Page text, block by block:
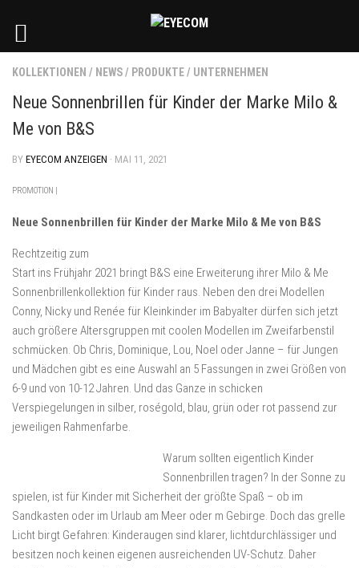
KOLLEKTIONEN / NEWS/ PRODUKTE/ UNTERNEHMEN
Neue Sonnenbrillen für Kinder der Marke Milo &
Me von B&S
BY EYECOM ANZEIGEN · MAI 11, 2021
PROMOTION |
Neue Sonnenbrillen für Kinder der Marke Milo & Me von B&S
Rechtzeitig zum
Start ins Frühjahr 2021 bringt B&S eine Erweiterung ihrer Milo & Me
Sonnenbrillenkollektion für Kinder raus. Neben den drei Modellen
Conny, Nicky und Renée für Kleinkinder im Babyalter dürfen sich jetzt
auch größere Altersgruppen mit coolen Modellen im Zweifarbenstil
schmücken. Ob Chris, Dominique, Lou, Noel oder Janne – für Jungen
und Mädchen gibt es eine Auswahl an 5 Fassungen in zwei Größen von
6-9 und von 10-12 Jahren. Und das Ganze in schicken
Verspiegelungen in silber, roségold, blau, grün oder rot passend zur
jeweiligen Rahmenfarbe.
Warum sollten eigentlich Kinder
Sonnenbrillen tragen? In der Sonne zu
spielen, ist für Kinder mit Sicherheit der größte Spaß – ob im
Sandkasten oder im Urlaub am Meer oder m Gebirge. Doch das grelle
Licht birgt Gefahren: Kinderaugen sind klarer, lichtdurchlässiger und
besitzen noch keinen eigenen ausreichenden UV-Schutz. Daher